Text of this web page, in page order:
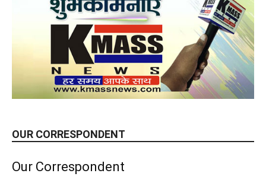
OUR CORRESPONDENT
Our Correspondent